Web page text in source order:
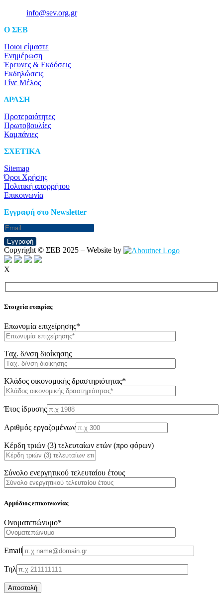
info@sev.org.gr
O ΣΕΒ
Ποιοι είμαστε
Ενημέρωση
Έρευνες & Εκδόσεις
Εκδηλώσεις
Γίνε Μέλος
ΔΡΑΣΗ
Προτεραιότητες
Πρωτοβουλίες
Καμπάνιες
ΣΧΕΤΙΚΑ
Sitemap
Όροι Χρήσης
Πολιτική απορρήτου
Επικοινωνία
Eγγραφή στο Newsletter
Εγγραφή
Copyright © ΣΕΒ 2025 – Website by
X
Στοιχεία εταιρίας
Επωνυμία επιχείρησης*
Tαχ. δ/νση διοίκησης
Κλάδος οικονομικής δραστηριότητας*
Έτος ίδρυσης
Αριθμός εργαζομένων
Κέρδη τριών (3) τελευταίων ετών (προ φόρων)
Σύνολο ενεργητικού τελευταίου έτους
Αρμόδιος επικοινωνίας
Oνοματεπώνυμο*
Email
Τηλ